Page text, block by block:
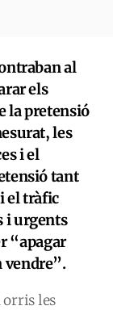
al
els
la pretensió
les
i el
tant
el tràfic
i urgents
“apagar
vendre”.
orris les